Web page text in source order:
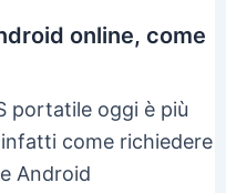
online, come
portatile oggi è più
come richiedere
Android